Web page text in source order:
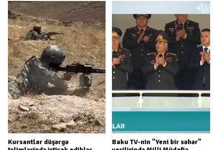
Kursantlar düşərgə
Baku TV-nin "Yeni bir səhər"